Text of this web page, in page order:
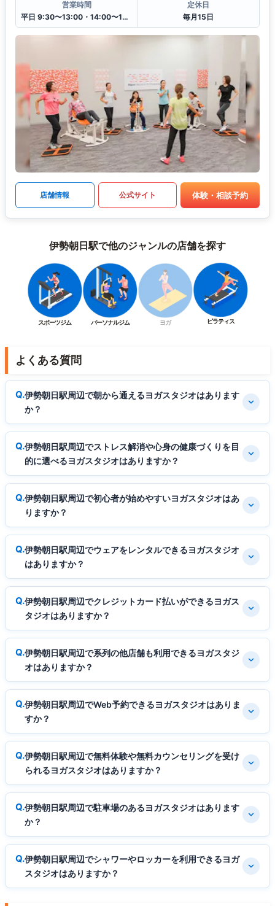
営業時間
平日 9:30〜13:00・14:00〜19:30
定休日
毎月15日
店舗情報 公式サイト 体験・相談予約
伊勢朝日駅で他のジャンルの店舗を探す
スポーツジム パーソナルジム ヨガ ピラティス
よくある質問
伊勢朝日駅周辺で朝から通えるヨガスタジオはあります
か？
伊勢朝日駅周辺でストレス解消や心身の健康づくりを目
的に選べるヨガスタジオはありますか？
伊勢朝日駅周辺で初心者が始めやすいヨガスタジオはあ
りますか？
伊勢朝日駅周辺でウェアをレンタルできるヨガスタジオ
はありますか？
伊勢朝日駅周辺でクレジットカード払いができるヨガス
タジオはありますか？
伊勢朝日駅周辺で系列の他店舗も利用できるヨガスタジ
オはありますか？
伊勢朝日駅周辺でWeb予約できるヨガスタジオはありま
すか？
伊勢朝日駅周辺で無料体験や無料カウンセリングを受け
られるヨガスタジオはありますか？
伊勢朝日駅周辺で駐車場のあるヨガスタジオはあります
か？
伊勢朝日駅周辺でシャワーやロッカーを利用できるヨガ
スタジオはありますか？